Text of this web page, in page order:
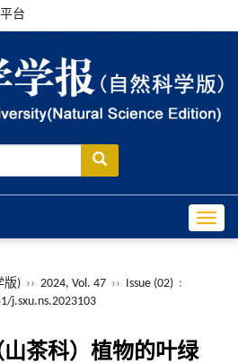
台
版) ›› 2024, Vol. 47 ›› Issue (02) :
j.sxu.ns.2023103
茶科）植物的叶绿